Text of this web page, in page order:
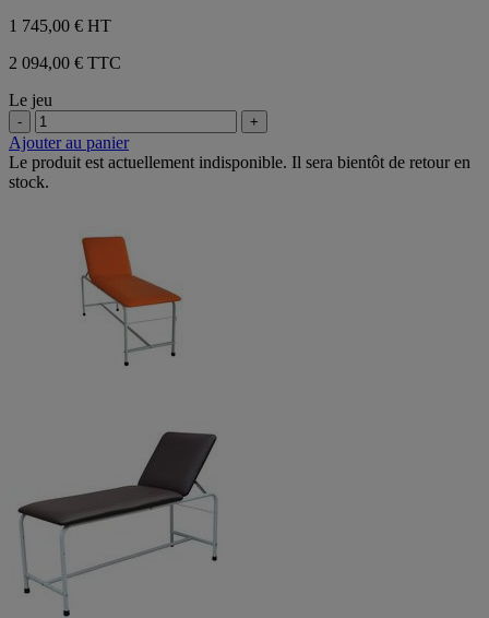
1 745,00 € HT
2 094,00 € TTC
Le jeu
- +
Ajouter au panier
Le produit est actuellement indisponible. Il sera bientôt de retour en
stock.